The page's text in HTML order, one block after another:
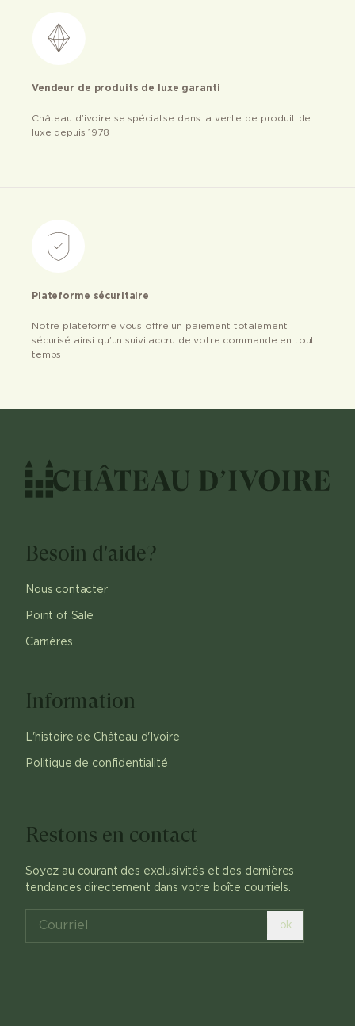
Vendeur de produits de luxe garanti
Château d’ivoire se spécialise dans la vente de produit de
luxe depuis 1978
Plateforme sécuritaire
Notre plateforme vous offre un paiement totalement
sécurisé ainsi qu’un suivi accru de votre commande en tout
temps
Besoin d'aide?
Nous contacter
Point of Sale
Carrières
Information
L'histoire de Château d'Ivoire
Politique de confidentialité
Restons en contact
Soyez au courant des exclusivités et des dernières
tendances directement dans votre boîte courriels.
ok